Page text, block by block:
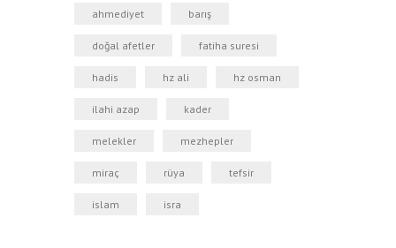
ahmediyet barış
doğal afetler fatiha suresi
hadis hz ali hz osman
ilahi azap kader
melekler mezhepler
miraç rüya tefsir
i̇slam i̇sra